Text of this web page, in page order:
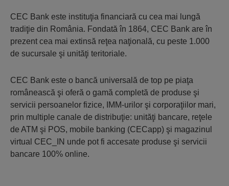
CEC Bank este instituţia financiară cu cea mai lungă
tradiţie din România. Fondată în 1864, CEC Bank are în
prezent cea mai extinsă reţea naţională, cu peste 1.000
de sucursale şi unităţi teritoriale.
CEC Bank este o bancă universală de top pe piaţa
românească şi oferă o gamă completă de produse şi
servicii persoanelor fizice, IMM-urilor şi corporaţiilor mari,
prin multiple canale de distribuţie: unităţi bancare, reţele
de ATM şi POS, mobile banking (CECapp) şi magazinul
virtual CEC_IN unde pot fi accesate produse şi servicii
bancare 100% online.